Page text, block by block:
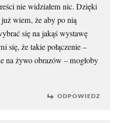
nie widziałem nic. Dzięki
wiem, że aby po nią
się na jakąś wystawę
się, że takie połączenie –
na żywo obrazów – mogłoby
ODPOWIEDZ